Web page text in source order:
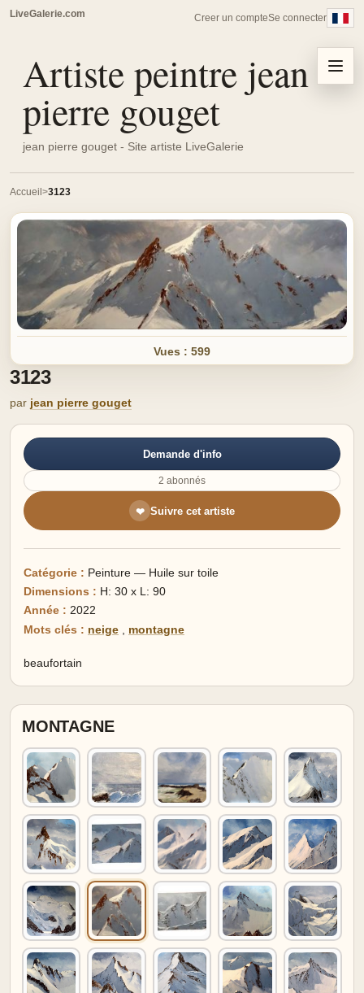
LiveGalerie.com Creer un compteSe connecter
Artiste peintre jean
pierre gouget
jean pierre gouget - Site artiste LiveGalerie
Menu
Accueil 3123
Vues : 599
3123
par jean pierre gouget
Demande d'info
2 abonnés
❤ Suivre cet artiste
Catégorie : Peinture — Huile sur toile
Dimensions : H: 30 x L: 90
Année : 2022
Mots clés : neige , montagne
beaufortain
MONTAGNE